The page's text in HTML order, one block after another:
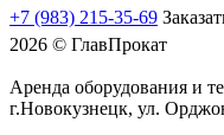
+7 (983) 215-35-69
2026 © ГлавПрокат
Аренда оборудования и
г.Новокузнецк, ул.